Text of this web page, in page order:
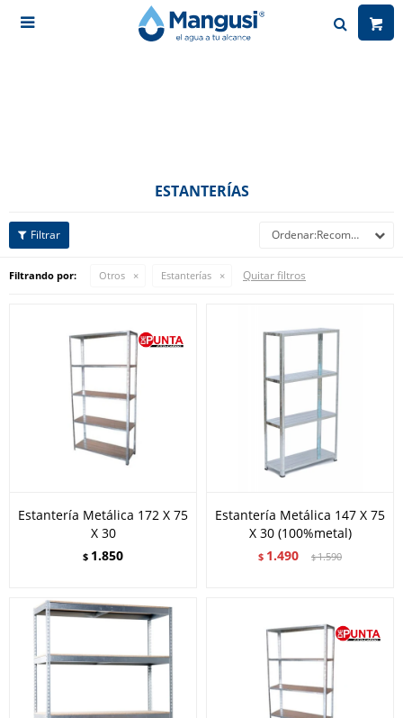

ESTANTERÍAS
Recomendados
Filtrando por: Otros Estanterías Quitar filtros
Estantería Metálica 172 X 75
X 30
$ 1.850
Estantería Metálica 147 X 75
X 30 (100%metal)
$ 1.490 $1.590